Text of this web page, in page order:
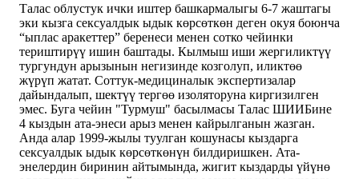
Талас облустук ички иштер башкармалыгы 6-7 жаштагы
эки кызга сексуалдык ыдык көрсөткөн деген окуя боюнча
“ыплас аракеттер” беренеси менен сотко чейинки
териштирүү ишин баштады. Кылмыш иши жергиликтүү
тургундун арызынын негизинде козголуп, иликтөө
жүрүп жатат. Соттук-медициналык экспертизалар
дайындалып, шектүү тергөө изоляторуна киргизилген
эмес. Буга чейин "Турмуш" басылмасы Талас ШИИБине
4 кыздын ата-энеси арыз менен кайрылганын жазган.
Анда алар 1999-жылы туулган кошунасы кыздарга
сексуалдык ыдык көрсөткөнүн билдиришкен. Ата-
энелердин биринин айтымында, жигит кыздарды үйүнө